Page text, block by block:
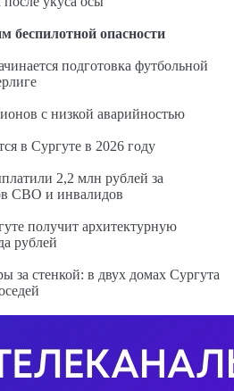
опасности
подготовка футбольной
с низкой аварийностью
в Сургуте в 2026 году
2,2 млн рублей за
СВО и инвалидов
получит архитектурную
рублей
за стенкой: в двух домах Сургута